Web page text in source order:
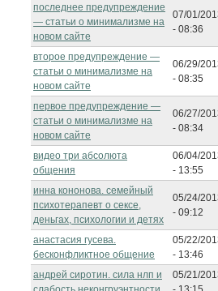
последнее предупреждение
— статьи о минимализме на
новом сайте
07/01/
- 08:36
второе предупреждение —
статьи о минимализме на
новом сайте
06/29/
- 08:35
первое предупреждение —
статьи о минимализме на
новом сайте
06/27/
- 08:34
видео три абсолюта
общения
06/04/
- 13:55
инна кононова. семейный
психотерапевт о сексе,
деньгах, психологии и детях
05/24/
- 09:12
анастасия гусева.
бесконфликтное общение
05/22/
- 13:46
андрей сиротин. сила нлп и
05/21/